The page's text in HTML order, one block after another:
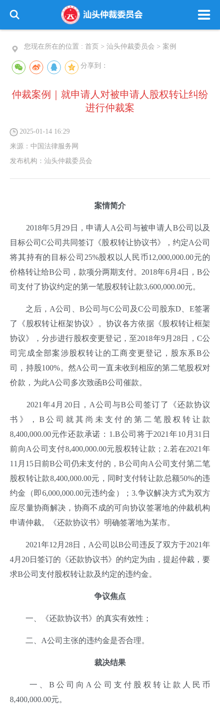
您现在所在的位置 : 首页 > 汕头仲裁委员会 > 案例
分享到：
仲裁案例｜就申请人对被申请人股权转让纠纷
进行仲裁案
2025-01-14 16:29
来源： 中国法律服务网
发布机构： 汕头仲裁委员会
案情简介
2018年5月29日，申请人A公司与被申请人B公司以及
目标公司C公司共同签订《股权转让协议书》，约定A公司
将其持有的目标公司25%股权以人民币12,000,000.00元的
价格转让给B公司，款项分两期支付。2018年6月4日，B公
司支付了协议约定的第一笔股权转让款3,600,000.00元。
之后，A公司、B公司与C公司及C公司股东D、E签署
了《股权转让框架协议》。协议各方依据《股权转让框架
协议》，分步进行股权变更登记，至2018年9月28日，C公
司完成全部案涉股权转让的工商变更登记，股东系B公
司，持股100%。然A公司一直未收到相应的第二笔股权对
价款，为此A公司多次致函B公司催款。
2021年4月20日，A公司与B公司签订了《还款协议
书》，B公司就其尚未支付的第二笔股权转让款
8,400,000.00元作还款承诺：1.B公司将于2021年10月31日
前向A公司支付8,400,000.00元股权转让款；2.若在2021年
11月15日前B公司仍未支付的，B公司向A公司支付第二笔
股权转让款8,400,000.00元，同时支付转让款总额50%的违
约金（即6,000,000.00元违约金）；3.争议解决方式为双方
应尽量协商解决，协商不成的可向协议签署地的仲裁机构
申请仲裁。《还款协议书》明确签署地为某市。
2021年12月28日，A公司以B公司违反了双方于2021年
4月20日签订的《还款协议书》的约定为由，提起仲裁，要
求B公司支付股权转让款及约定的违约金。
争议焦点
一、《还款协议书》的真实有效性；
二、A公司主张的违约金是否合理。
裁决结果
一、B公司向A公司支付股权转让款人民币
8,400,000.00元。